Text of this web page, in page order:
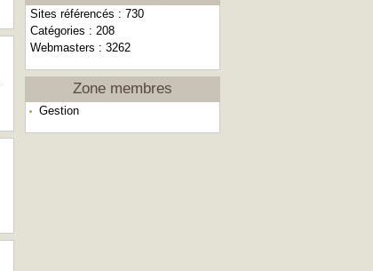
Sites référencés : 730
Catégories : 208
Webmasters : 3262
Zone membres
Gestion